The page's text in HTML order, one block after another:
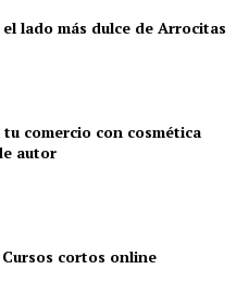
lado más dulce de Arrocitas
comercio con cosmética
autor
cortos online